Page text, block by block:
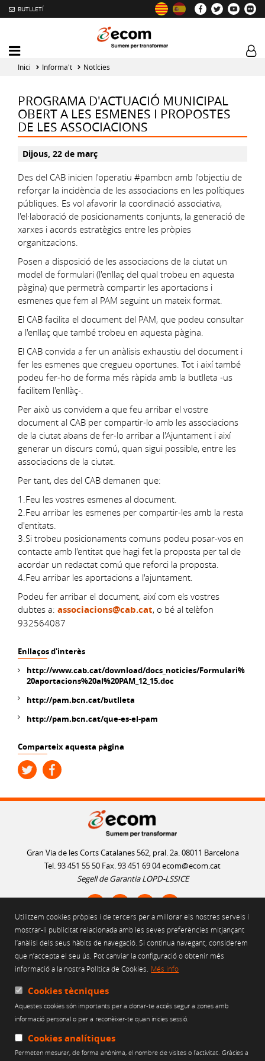
Utilitzem cookies pròpies i de tercers per a millorar els nostres serveis i
mostrar-li publicitat relacionada amb les seves preferències mitjançant
l’anàlisi dels seus hàbits de navegació. Si continua navegant, considerem
que n’accepta el seu ús. Pot canviar la configuració o obtenir més
informació a la nostra Política de Cookies. Més info
Cookies tècniques
Aquestes cookies són importants per a donar-te accés segur a zones amb
informació personal o per a reconèixer-te quan inicies sessió.
Cookies analítiques
Permeten mesurar, de forma anònima, el nombre de visites o l’activitat. Gràcies a
BUTLLETÍ
Mobile
menu
toggler
Inici Informa't Notícies
PROGRAMA D'ACTUACIÓ MUNICIPAL
OBERT A LES ESMENES I PROPOSTES
DE LES ASSOCIACIONS
Dijous, 22 de març
Des del CAB inicien l'operatiu #pambcn amb l'objectiu de
reforçar la incidència de les associacions en les polítiques
públiques. Es vol afavorir la coordinació associativa,
l'el·laboració de posicionaments conjunts, la generació de
xarxes i acords estratègics entre les pròpies
organitzacions.
Posen a disposició de les associacions de la ciutat un
model de formulari (l'enllaç del qual trobeu en aquesta
pàgina) que permetrà compartir les aportacions i
esmenes que fem al PAM seguint un mateix format.
El CAB facilita el document del PAM, que podeu consultar
a l'enllaç que també trobeu en aquesta pàgina.
El CAB convida a fer un anàlisis exhaustiu del document i
fer les esmenes que cregueu oportunes. Tot i així també
podeu fer-ho de forma més ràpida amb la butlleta -us
facilitem l'enllàç-.
Per això us convidem a que feu arribar el vostre
document al CAB per compartir-lo amb les associacions
de la ciutat abans de fer-lo arribar a l'Ajuntament i així
generar un discurs comú, quan sigui possible, entre les
associacions de la ciutat.
Per tant, des del CAB demanen que:
1.Feu les vostres esmenes al document.
2.Feu arribar les esmenes per compartir-les amb la resta
d'entitats.
3.Si trobeu posicionaments comuns podeu posar-vos en
contacte amb l'entitat que hagi fet la proposta per tal de
acordar un redactat comú que reforci la proposta.
4.Feu arribar les aportacions a l'ajuntament.
Podeu fer arribar el document, així com els vostres
dubtes a: associacions@cab.cat, o bé al telèfon
932564087
Enllaços d'interès
http://www.cab.cat/download/docs_noticies/Formulari%
20aportacions%20al%20PAM_12_15.doc
http://pam.bcn.cat/butlleta
http://pam.bcn.cat/que-es-el-pam
Comparteix aquesta pàgina
Gran Via de les Corts Catalanes 562, pral. 2a. 08011 Barcelona
Tel. 93 451 55 50 Fax. 93 451 69 04ecom@ecom.cat
Segell de Garantia LOPD-LSSICE
AVÍS LEGAL
POLÍTICA D'ÚS DE COOKIES
POLÍTICA DE PRIVACITAT
POLÍTICA DE XARXES SOCIALS
CANAL ÈTIC
Web finançat per: